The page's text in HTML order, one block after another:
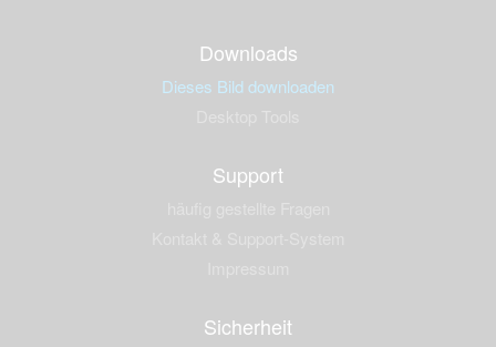
Downloads
Dieses Bild downloaden
Support
Sicherheit